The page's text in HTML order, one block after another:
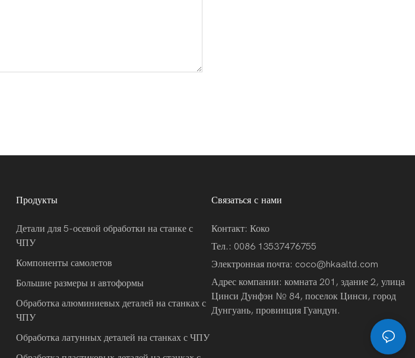
Продукты
Детали для 5-осевой обработки на станке с
ЧПУ
Компоненты самолетов
Большие размеры и автоформы
Обработка алюминиевых деталей на станках с
ЧПУ
Обработка латунных деталей на станках с ЧПУ
Связаться с нами
Контакт: Коко
Тел.: 0086 13537476755
Электронная почта: coco@hkaaltd.com
Адрес компании: комната 201, здание 2, улица
Цинси Дунфэн № 84, поселок Цинси, город
Дунгуань, провинция Гуандун.